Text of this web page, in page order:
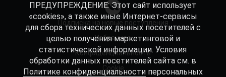
Подписка на новые поступления
Избранное
Конфиденциальность
Cookie
ПРЕДУПРЕЖДЕНИЕ: Этот сайт использует
«cookies», а также иные Интернет-сервисы
для сбора технических данных посетителей с
целью получения маркетинговой и
статистической информации. Условия
обработки данных посетителей сайта см. в
Политике конфиденциальностиперсональных